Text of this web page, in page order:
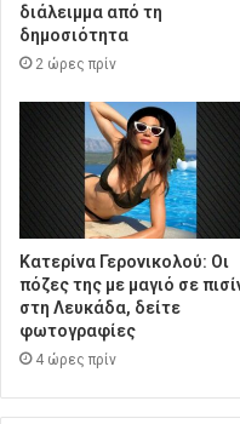
διάλειμμα από τη
δημοσιότητα
2 ώρες πρίν
Κατερίνα Γερονικολού: Οι
πόζες της με μαγιό σε
στη Λευκάδα, δείτε
φωτογραφίες
4 ώρες πρίν